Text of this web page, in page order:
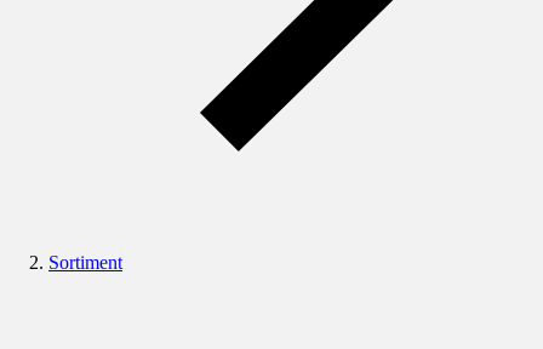
Sortiment